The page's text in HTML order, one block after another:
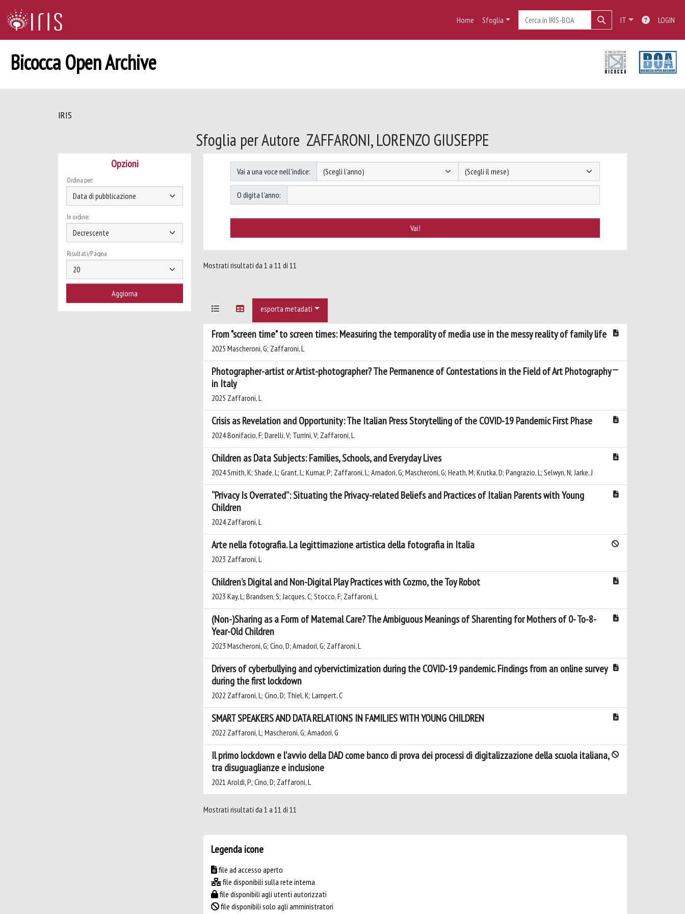
Home Sfoglia IT LOGIN
Bicocca Open Archive
IRIS
Sfoglia per Autore ZAFFARONI, LORENZO GIUSEPPE
Opzioni
Ordina per:
In ordine:
Risultati/Pagina
Vai a una voce nell'indice:
O digita l'anno:
Mostrati risultati da 1 a 11 di 11
esporta metadati
From "screen time" to screen times: Measuring the temporality of media use in the messy reality of family life
2025 Mascheroni, G; Zaffaroni, L
Photographer-artist or Artist-photographer? The Permanence of Contestations in the Field of Art Photography
in Italy
2025 Zaffaroni, L
Crisis as Revelation and Opportunity: The Italian Press Storytelling of the COVID-19 Pandemic First Phase
2024 Bonifacio, F; Darelli, V; Turrini, V; Zaffaroni, L
Children as Data Subjects: Families, Schools, and Everyday Lives
2024 Smith, K; Shade, L; Grant, L; Kumar, P; Zaffaroni, L; Amadori, G; Mascheroni, G; Heath, M; Krutka, D; Pangrazio, L; Selwyn, N; Jarke, J
“Privacy Is Overrated”: Situating the Privacy-related Beliefs and Practices of Italian Parents with Young
Children
2024 Zaffaroni, L
Arte nella fotografia. La legittimazione artistica della fotografia in Italia
2023 Zaffaroni, L
Children’s Digital and Non-Digital Play Practices with Cozmo, the Toy Robot
2023 Kay, L; Brandsen, S; Jacques, C; Stocco, F; Zaffaroni, L
(Non-)Sharing as a Form of Maternal Care? The Ambiguous Meanings of Sharenting for Mothers of 0- To-8-
Year-Old Children
2023 Mascheroni, G; Cino, D; Amadori, G; Zaffaroni, L
Drivers of cyberbullying and cybervictimization during the COVID-19 pandemic. Findings from an online survey
during the first lockdown
2022 Zaffaroni, L; Cino, D; Thiel, K; Lampert, C
SMART SPEAKERS AND DATA RELATIONS IN FAMILIES WITH YOUNG CHILDREN
2022 Zaffaroni, L; Mascheroni, G; Amadori, G
Il primo lockdown e l'avvio della DAD come banco di prova dei processi di digitalizzazione della scuola italiana,
tra disuguaglianze e inclusione
2021 Aroldi, P; Cino, D; Zaffaroni, L
Mostrati risultati da 1 a 11 di 11
Legenda icone
file ad accesso aperto
file disponibili sulla rete interna
file disponibili agli utenti autorizzati
file disponibili solo agli amministratori